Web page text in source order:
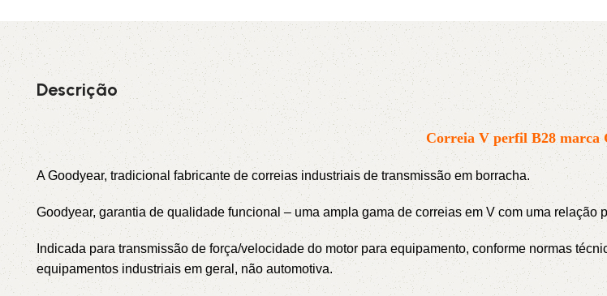
XPA XPB XPZ ZX
Descrição
Correia V perfil B28 marca
A Goodyear, tradicional fabricante de correias industriais de transmissão em borracha.
Goodyear, garantia de qualidade funcional – uma ampla gama de correias em V com uma relação
Indicada para transmissão de força/velocidade do motor para equipamento, conforme normas
equipamentos industriais em geral, não automotiva.